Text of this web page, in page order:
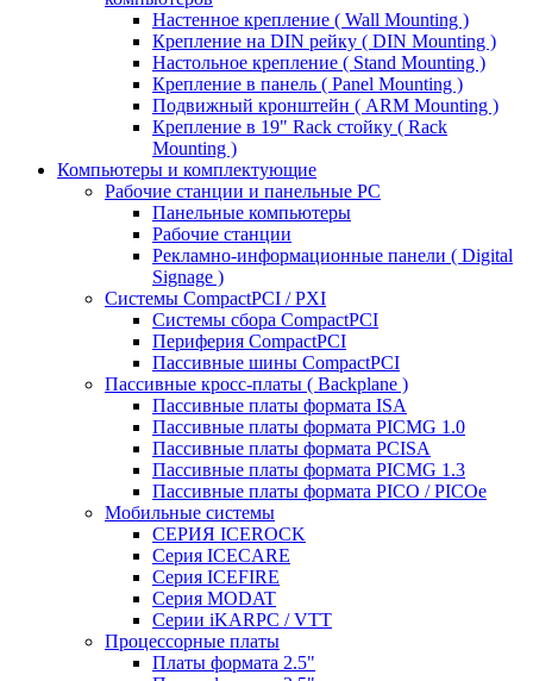
Настенное крепление ( Wall Mounting )
Крепление на DIN рейку ( DIN Mounting )
Настольное крепление ( Stand Mounting )
Крепление в панель ( Panel Mounting )
Подвижный кронштейн ( ARM Mounting )
Крепление в 19" Rack стойку ( Rack
Mounting )
Компьютеры и комплектующие
Рабочие станции и панельные РС
Панельные компьютеры
Рабочие станции
Рекламно-информационные панели ( Digital
Signage )
Системы CompactPCI / PXI
Системы сбора CompactPCI
Периферия CompactPCI
Пассивные шины CompactPCI
Пассивные кросс-платы ( Backplane )
Пассивные платы формата ISA
Пассивные платы формата PICMG 1.0
Пассивные платы формата PCISA
Пассивные платы формата PICMG 1.3
Пассивные платы формата PICO / PICOe
Мобильные системы
СЕРИЯ ICEROCK
Серия ICECARE
Серия ICEFIRE
Серия MODAT
Серии iKARPC / VTT
Процессорные платы
Платы формата 2.5"